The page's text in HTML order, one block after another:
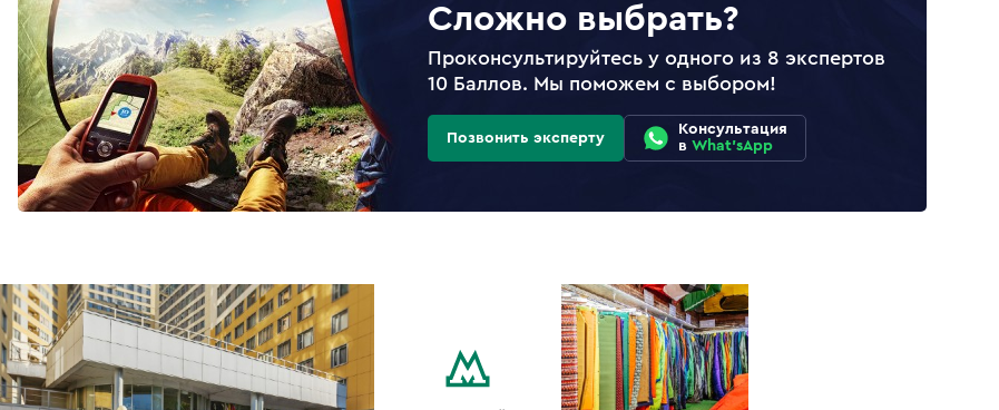
Сложно выбрать?
Проконсультируйтесь у одного из 8 экспертов
10 Баллов. Мы поможем с выбором!
Позвонить эксперту
Консультация
в What'sApp